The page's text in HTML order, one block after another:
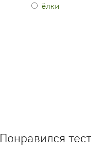
ёлки
Понравился